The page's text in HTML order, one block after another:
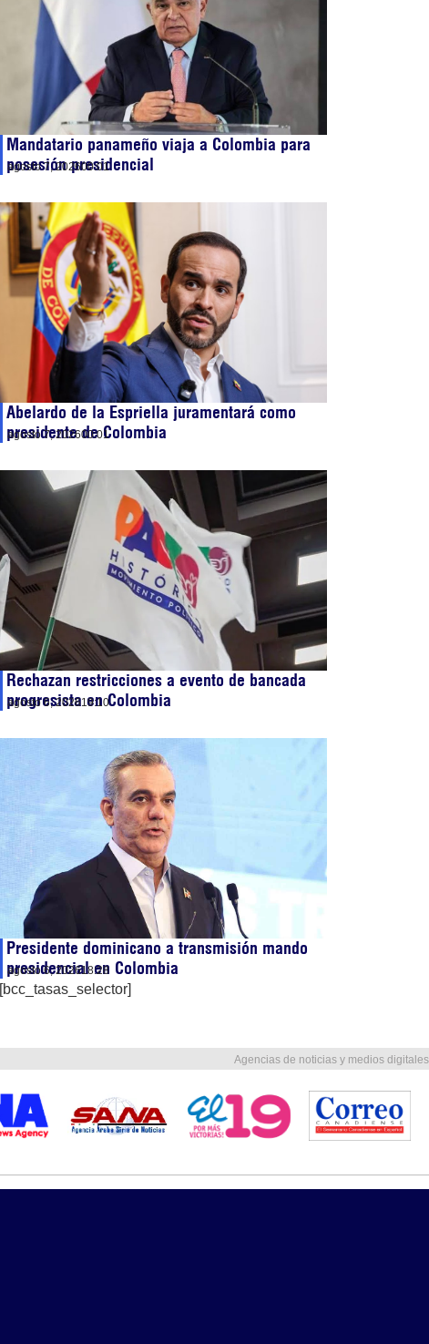
Mandatario panameño viaja a Colombia para
posesión presidencial
agosto 7, 202600:01
Abelardo de la Espriella juramentará como
presidente de Colombia
agosto 7, 202600:01
Rechazan restricciones a evento de bancada
progresista en Colombia
agosto 6, 202619:10
Presidente dominicano a transmisión mando
presidencial en Colombia
agosto 6, 202618:28
[bcc_tasas_selector]
Agencias de noticias y medios digitales